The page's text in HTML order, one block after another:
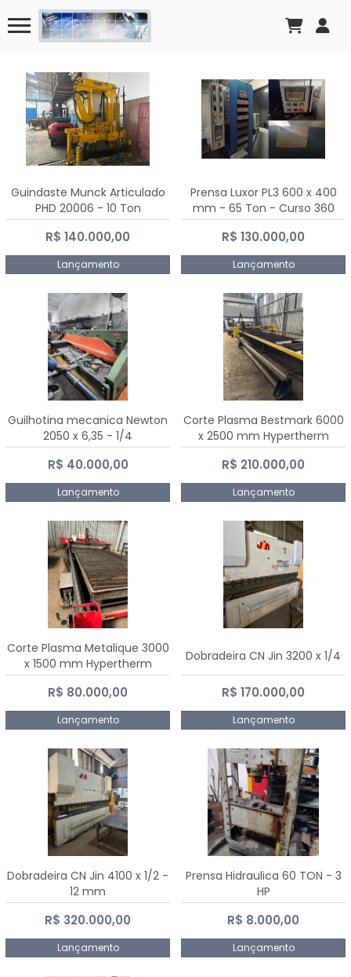
Guindaste Munck Articulado
PHD 20006 - 10 Ton
R$ 140.000,00
Lançamento
Prensa Luxor PL3 600 x 400
mm - 65 Ton - Curso 360
mm
R$ 130.000,00
Lançamento
Guilhotina mecanica Newton
2050 x 6,35 - 1/4
R$ 40.000,00
Lançamento
Corte Plasma Bestmark 6000
x 2500 mm Hypertherm
MaxPro 200
R$ 210.000,00
Lançamento
Corte Plasma Metalique 3000
x 1500 mm Hypertherm
Powermax 45 xp
R$ 80.000,00
Lançamento
Dobradeira CN Jin 3200 x 1/4
R$ 170.000,00
Lançamento
Dobradeira CN Jin 4100 x 1/2 -
12 mm
R$ 320.000,00
Lançamento
Prensa Hidraulica 60 TON - 3
HP
R$ 8.000,00
Lançamento